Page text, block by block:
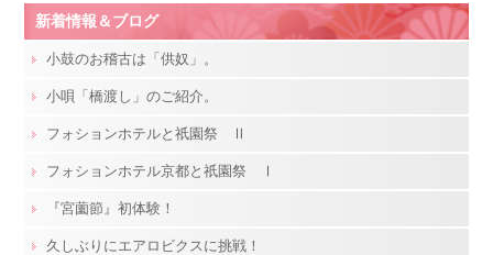
新着情報＆ブログ
小鼓のお稽古は「供奴」。
小唄「橋渡し」のご紹介。
フォションホテルと祇園祭 Ⅱ
フォションホテル京都と祇園祭 Ⅰ
『宮薗節』初体験！
久しぶりにエアロビクスに挑戦！